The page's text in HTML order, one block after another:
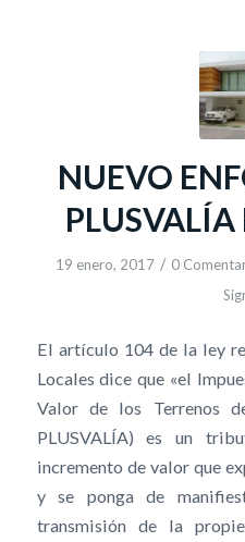
NUEVO
19 enero, 2017 / 0
El artículo 104 de la ley
Locales dice que «el
Valor de los Terrenos
PLUSVALÍA) es un
incremento de valor que
y se ponga de
transmisión de la